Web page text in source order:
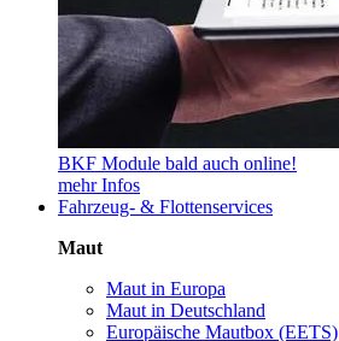
BKF Module bald auch online!
mehr Infos
Fahrzeug- & Flottenservices
Maut
Maut in Europa
Maut in Deutschland
Europäische Mautbox (EETS)